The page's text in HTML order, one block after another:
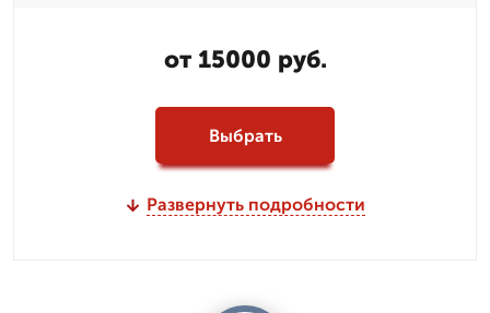
от 15000 руб.
Выбрать
Развернуть подробности